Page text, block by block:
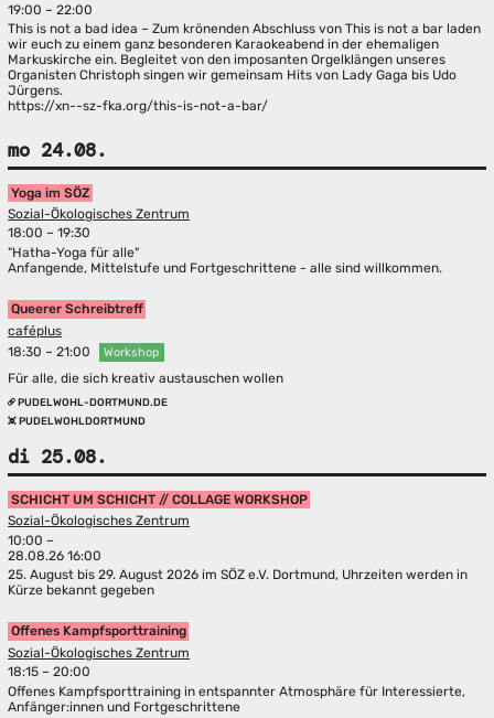
19:00 – 22:00
This is not a bad idea – Zum krönenden Abschluss von This is not a bar laden
wir euch zu einem ganz besonderen Karaokeabend in der ehemaligen
Markuskirche ein. Begleitet von den imposanten Orgelklängen unseres
Organisten Christoph singen wir gemeinsam Hits von Lady Gaga bis Udo
Jürgens.
https://xn--sz-fka.org/this-is-not-a-bar/
mo 24.08.
Yoga im SÖZ
Sozial-Ökologisches Zentrum
18:00 – 19:30
"Hatha-Yoga für alle"
Anfangende, Mittelstufe und Fortgeschrittene - alle sind willkommen.
Queerer Schreibtreff
caféplus
18:30 – 21:00
Workshop
Für alle, die sich kreativ austauschen wollen
PUDELWOHL-DORTMUND.DE
PUDELWOHLDORTMUND
di 25.08.
SCHICHT UM SCHICHT // COLLAGE WORKSHOP
Sozial-Ökologisches Zentrum
10:00 –
28.08.26 16:00
25. August bis 29. August 2026 im SÖZ e.V. Dortmund, Uhrzeiten werden in
Kürze bekannt gegeben
Offenes Kampfsporttraining
Sozial-Ökologisches Zentrum
18:15 – 20:00
Offenes Kampfsporttraining in entspannter Atmosphäre für Interessierte,
Anfänger:innen und Fortgeschrittene